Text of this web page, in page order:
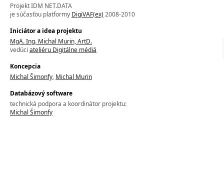
Projekt IDM NET.DATA
je súčasťou platformy DigiVAF(ex)2008-2010
Iniciátor a idea projektu
MgA. Ing. Michal Murin, ArtD.
vedúci ateliéru Digitálne médiá
Koncepcia
Michal Šimonfy, Michal Murin
Databázový software
technická podpora a koordinátor projektu:
Michal Šimonfy